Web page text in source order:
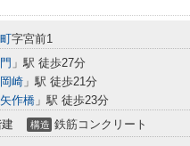
字宮前1
」駅 徒歩27分
崎 」駅 徒歩21分
矢作橋 」駅 徒歩23分
構造 鉄筋コンクリート